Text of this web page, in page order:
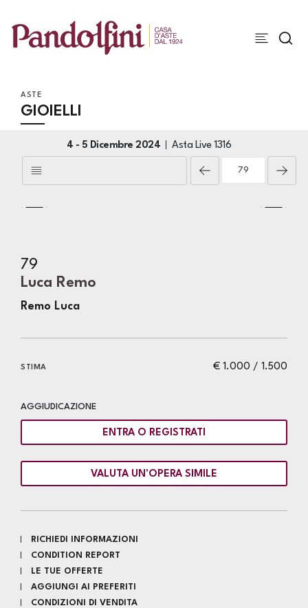
ASTE
GIOIELLI
4 - 5 Dicembre 2024 Asta Live1316
79
Luca Remo
Remo Luca
€ 1.000 / 1.500
STIMA
AGGIUDICAZIONE
ENTRA O REGISTRATI
VALUTA UN'OPERA SIMILE
RICHIEDI INFORMAZIONI
CONDITION REPORT
LE TUE OFFERTE
AGGIUNGI AI PREFERITI
CONDIZIONI DI VENDITA